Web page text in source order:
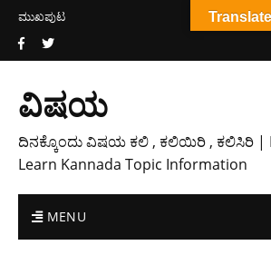
ಮುಖಪುಟ
ವಿಷಯ
ದಿನಕ್ಕೊಂದು ವಿಷಯ ಕಲಿ , ಕಲಿಯಿರಿ , ಕಲಿಸಿರಿ |
Learn Kannada Topic Information
MENU